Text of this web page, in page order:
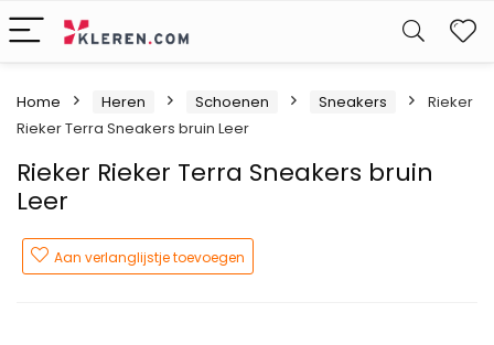
Home Heren Schoenen Sneakers
Rieker
Rieker Terra Sneakers bruin Leer
Rieker Rieker Terra Sneakers bruin
Leer
Aan verlanglijstje toevoegen